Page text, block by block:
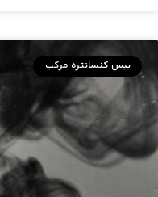
بیس کنسانتره مرکب